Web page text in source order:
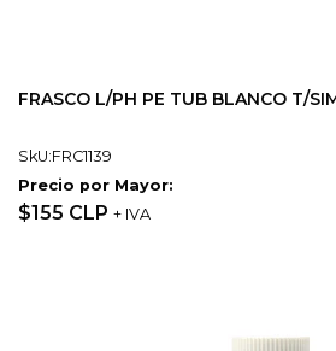
FRASCO L/PH PE TUB BLANCO T/
SkU:FRC1139
Precio por Mayor:
$155 CLP + IVA